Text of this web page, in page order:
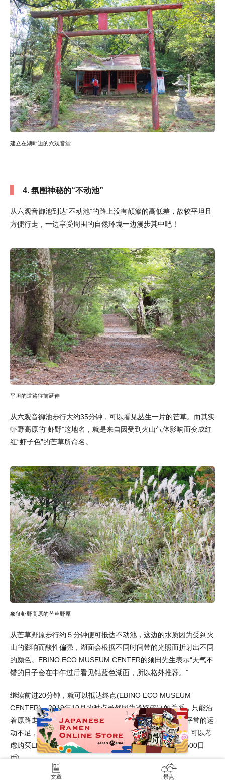
建立在湖畔边的六观音堂
4. 氛围神秘的“不动池”
从六观音御池到达“不动池”的路上没有颠簸的高低差，故较平坦且
方便行走，一边享受周围的自然环境一边漫步其中吧！
平坦的道路往前延伸
从六观音御池步行大约35分钟，可以看见丛生一片的芒草。而其实
虾野高原的“虾野”这地名，就是来自因受到火山气体影响而变成红
红“虾子色”的芒草所命名。
象征虾野高原的芒草野原
从芒草野原步行约５分钟便可抵达不动池，这边的水质因为受到火
山的影响而酸性偏强，湖面会根据不同时间带的光照而折射出不同
的颜色。EBINO ECO MUSEUM CENTER的须田先生表示“天气不
错的日子会在中午过后看见钴蓝色湖面，所以格外推荐。”
继续前进20分钟，就可以抵达终点(EBINO ECO MUSEUM
CENTER)。2019年10月的时点虽然因为道路管制的关系，只能沿
着原路走回去，虽然变成三个小时以上的健走，但消除了平常的运
动不足，让人神清气爽。若担心“因为运动不足而走不完”，可以考
虑购买EBINO ECO MUSEUM CENTER贩卖的竹制拐杖(500日
币)。
<img src="https://s3-ap-northeast-
文章 景点